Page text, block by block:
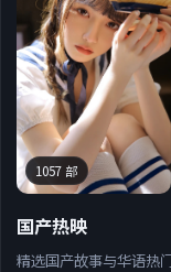
1057 部
国产热映
精选国产故事与华语热